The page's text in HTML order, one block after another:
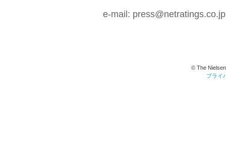
e-mail: press@netratings.co.jp
© The
プライ